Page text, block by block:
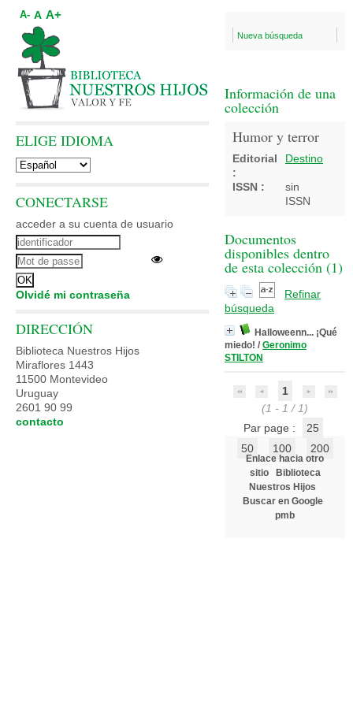
Nueva búsqueda
Información de una
colección
Humor y terror
Editorial
:
Destino
ISSN :
sin
ISSN
Documentos
disponibles dentro
de esta colección (1)
Refinar
búsqueda
Halloweenn... ¡Qué
miedo! / Geronimo
STILTON
1
(1 - 1 / 1)
Par page :
25
50
100 200
Enlace hacia otro
sitio
Biblioteca
Nuestros Hijos
Buscar en Google
pmb
A- A A+
ELIGE IDIOMA
CONECTARSE
acceder a su cuenta de usuario
Olvidé mi contraseña
DIRECCIÓN
Biblioteca Nuestros Hijos
Miraflores 1443
11500 Montevideo
Uruguay
2601 90 99
contacto